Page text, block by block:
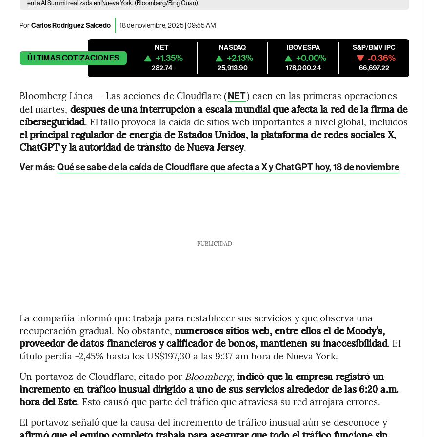
en la AI Summit realizada en Nueva York. (Bloomberg/Bing Guan)
PorCarlos Rodríguez Salcedo 18 de noviembre, 2025 | 09:55 AM
ÚLTIMASCOTIZACIONES
NET
+1.35%
282.74
NASDAQ
+2.13%
25,913.90
IBOVESPA
+0.00%
178,000.24
S&P/BMV IPC
-0.36%
66,697.22
Bloomberg Línea — Las acciones de Cloudflare (NET) caen en las primeras operaciones
del martes, después de una interrupción a escala mundial que afecta la red de la firma de
ciberseguridad. El fallo provoca la caída de sitios web importantes a nivel global, incluidos
el principal regulador de energía de Estados Unidos, la plataforma de redes sociales X,
ChatGPT y la autoridad de tránsito de Nueva Jersey.
Ver más: Qué se sabe de la caída de Cloudflare que afecta a X y ChatGPT hoy, 18 de noviembre
PUBLICIDAD
La compañía informó que trabaja para restablecer sus servicios y que observa una
recuperación gradual. No obstante, numerosos sitios web, entre ellos el de Moody’s,
proveedor de datos financieros y calificador de bonos, mantienen su inaccesibilidad. El
título perdía -2,45% hasta los US$197,30 a las 9:37 am hora de Nueva York.
Un portavoz de Cloudflare, citado por Bloomberg,indicó que la empresa registró un
incremento en tráfico inusual dirigido a uno de sus servicios alrededor de las 6:20 a.m.
hora del Este. Esto causó que parte del tráfico que atraviesa su red arrojara errores.
El portavoz señaló que la causa del incremento de tráfico inusual aún se desconoce y